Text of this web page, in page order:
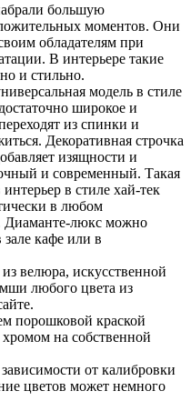
большую
моментов. Они
обладателям при
В интерьере такие
и стильно.
модель в стиле
широкое и
из спинки и
Декоративная строчка
изящности и
и современный. Такая
в стиле хай-тек
в любом
Диаманте-люкс можно
зале кафе или в
велюра, искусственной
любого цвета из
порошковой краской
на собственной
от калибровки
цветов может немного